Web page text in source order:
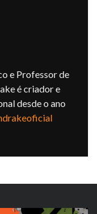
e Professor de
é criador e
desde o ano